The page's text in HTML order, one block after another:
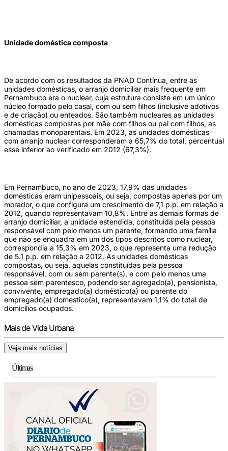
Unidade doméstica composta
De acordo com os resultados da PNAD Contínua, entre as
unidades domésticas, o arranjo domiciliar mais frequente em
Pernambuco era o nuclear, cuja estrutura consiste em um único
núcleo formado pelo casal, com ou sem filhos (inclusive adotivos
e de criação) ou enteados. São também nucleares as unidades
domésticas compostas por mãe com filhos ou pai com filhos, as
chamadas monoparentais. Em 2023, as unidades domésticas
com arranjo nuclear corresponderam a 65,7% do total, percentual
esse inferior ao verificado em 2012 (67,3%).
Em Pernambuco, no ano de 2023, 17,9% das unidades
domésticas eram unipessoais, ou seja, compostas apenas por um
morador, o que configura um crescimento de 7,1 p.p. em relação a
2012, quando representavam 10,8%. Entre as demais formas de
arranjo domiciliar, a unidade estendida, constituída pela pessoa
responsável com pelo menos um parente, formando uma família
que não se enquadra em um dos tipos descritos como nuclear,
correspondia a 15,3% em 2023, o que representa uma redução
de 5.1 p.p. em relação a 2012. As unidades domésticas
compostas, ou seja, aquelas constituídas pela pessoa
responsável, com ou sem parente(s), e com pelo menos uma
pessoa sem parentesco, podendo ser agregado(a), pensionista,
convivente, empregado(a) doméstico(a) ou parente do
empregado(a) doméstico(a), representavam 1,1% do total de
domicílios ocupados.
Mais de Vida Urbana
Veja mais notícias
Últimas